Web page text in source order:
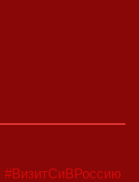
#ВизитСиВРоссию